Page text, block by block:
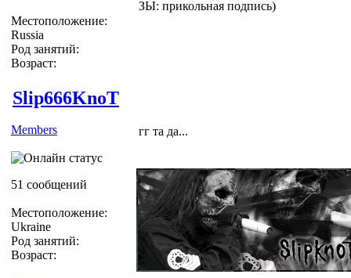
Местоположение:
Russia
Род занятий:
Возраст:
ЗЫ: прикольная подпись)
Slip666KnoT
Members
51 сообщений
Местоположение:
Ukraine
Род занятий:
Возраст:
гг та да...